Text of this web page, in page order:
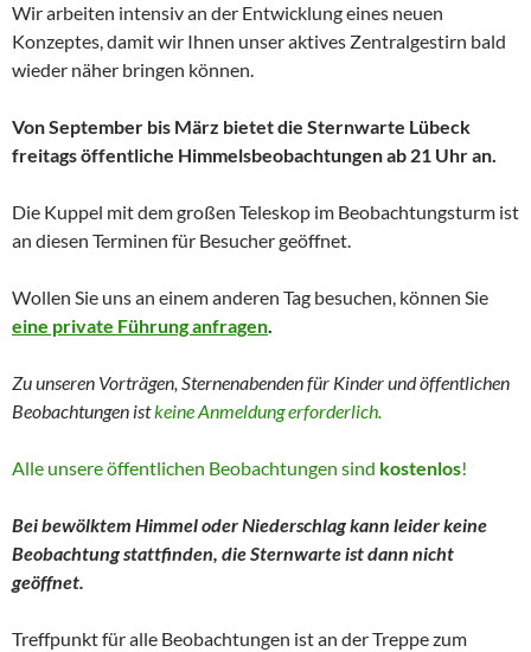
Wir arbeiten intensiv an der Entwicklung eines neuen
Konzeptes, damit wir Ihnen unser aktives Zentralgestirn bald
wieder näher bringen können.
Von September bis März bietet die Sternwarte Lübeck
freitags öffentliche Himmelsbeobachtungen ab 21 Uhr an.
Die Kuppel mit dem großen Teleskop im Beobachtungsturm ist
an diesen Terminen für Besucher geöffnet.
Wollen Sie uns an einem anderen Tag besuchen, können Sie
eine private Führung anfragen.
Zu unseren Vorträgen, Sternenabenden für Kinder undöffentlichen
Beobachtungen istkeine Anmeldung erforderlich.
Alle unsere öffentlichen Beobachtungen sind kostenlos!
Bei bewölktem Himmel oder Niederschlag kann leider keine
Beobachtung stattfinden, die Sternwarte ist dann nicht
geöffnet.
Treffpunkt für alle Beobachtungen ist an der Treppe zum